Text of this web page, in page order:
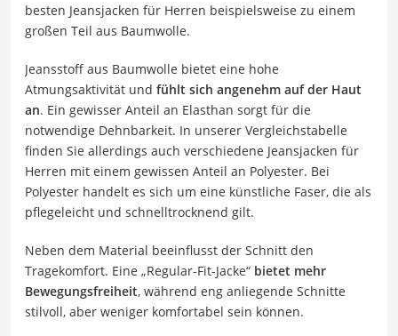
besten Jeansjacken für Herren beispielsweise zu einem
großen Teil aus Baumwolle.
Jeansstoff aus Baumwolle bietet eine hohe
Atmungsaktivität und fühlt sich angenehm auf der Haut
an. Ein gewisser Anteil an Elasthan sorgt für die
notwendige Dehnbarkeit. In unserer Vergleichstabelle
finden Sie allerdings auch verschiedene Jeansjacken für
Herren mit einem gewissen Anteil an Polyester. Bei
Polyester handelt es sich um eine künstliche Faser, die als
pflegeleicht und schnelltrocknend gilt.
Neben dem Material beeinflusst der Schnitt den
Tragekomfort. Eine „Regular-Fit-Jacke“ bietet mehr
Bewegungsfreiheit, während eng anliegende Schnitte
stilvoll, aber weniger komfortabel sein können.